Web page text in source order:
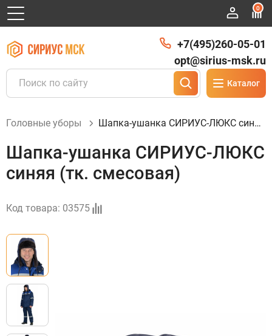
0
Каталог
+7(495)260-05-01
opt@sirius-msk.ru
Головные уборы Шапка-ушанка СИРИУС-ЛЮКС синяя (тк. смесовая)
Шапка-ушанка СИРИУС-ЛЮКС
синяя (тк. смесовая)
Код товара: 03575